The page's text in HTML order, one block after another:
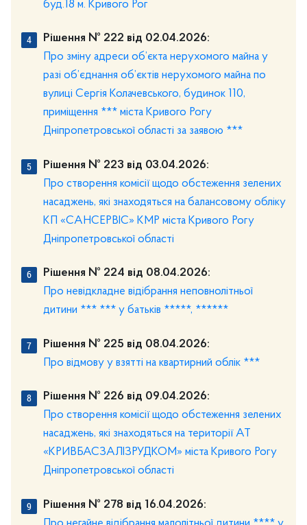
буд.18 м. Кривого Рог
Рішення № 222 від 02.04.2026:
Про зміну адреси об’єкта нерухомого майна у
разі об’єднання об’єктів нерухомого майна по
вулиці Сергія Колачевського, будинок 110,
приміщення *** міста Кривого Рогу
Дніпропетровської області за заявою ***
Рішення № 223 від 03.04.2026:
Про створення комісії щодо обстеження зелених
насаджень, які знаходяться на балансовому обліку
КП «САНСЕРВІС» КМР міста Кривого Рогу
Дніпропетровської області
Рішення № 224 від 08.04.2026:
Про невідкладне відібрання неповнолітньої
дитини *** *** у батьків *****, ******
Рішення № 225 від 08.04.2026:
Про відмову у взятті на квартирний облік ***
Рішення № 226 від 09.04.2026:
Про створення комісії щодо обстеження зелених
насаджень, які знаходяться на території АТ
«КРИВБАСЗАЛІЗРУДКОМ» міста Кривого Рогу
Дніпропетровської області
Рішення № 278 від 16.04.2026: